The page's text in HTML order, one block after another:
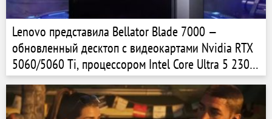
Lenovo представила Bellator Blade 7000 —
обновленный десктоп с видеокартами Nvidia RTX
5060/5060 Ti, процессором Intel Core Ultra 5 230F
и неплохой ценой